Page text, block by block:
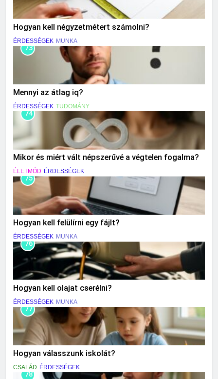
Hogyan kell négyzetmétert számolni?
ÉRDESSÉGEK MUNKA
73
Mennyi az átlag iq?
ÉRDESSÉGEK TUDOMÁNY
74
Mikor és miért vált népszerűvé a végtelen fogalma?
ÉLETMÓD ÉRDESSÉGEK
75
Hogyan kell felülírni egy fájlt?
ÉRDESSÉGEK MUNKA
76
Hogyan kell olajat cserélni?
ÉRDESSÉGEK MUNKA
77
Hogyan válasszunk iskolát?
CSALÁD ÉRDESSÉGEK
78